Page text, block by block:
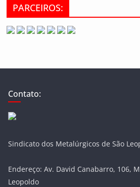
PARCEIROS:
Contato:
Sindicato dos Metalúrgicos de São
Endereço: Av. David Canabarro, 106,
Leopoldo